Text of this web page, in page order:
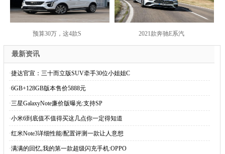
预算30万，这4款S 2021款奔驰E系汽
最新资讯
·捷达官宣：三十而立版SUV牵手30位小姐姐C
·6GB+128GB版本售价5888元
·三星GalaxyNote廉价版曝光:支持SP
·小米6到底值不值得买这几点你一定得知道
·红米Note3详细性能/配置评测一款让人意想
·满满的回忆,我的第一款超级闪充手机:OPPO